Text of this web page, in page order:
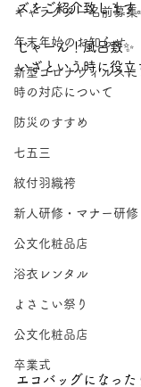
キャラクター名前募
年末年始のお知らせ
新型コロナウィルス
時の対応について
防災のすすめ
七五三
紋付羽織袴
新人研修・マナー研修
公文化粧品店
浴衣レンタル
よさこい祭り
公文化粧品店
卒業式
ズをご紹介致します
じゃーん！風呂敷✨
いざという時に役立
エコバッグになった